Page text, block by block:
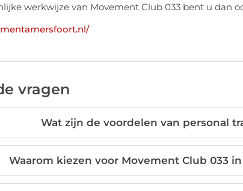
werkwijze van Movement Club 033 bent u dan
vragen
Wat zijn de voordelen van personal
Waarom kiezen voor Movement Club 033